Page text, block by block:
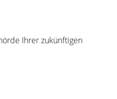
Ihrer zukünftigen